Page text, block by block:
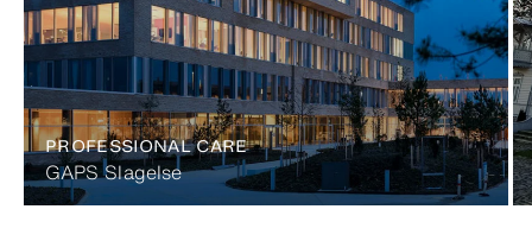
PROFESSIONAL CARE
GAPS Slagelse